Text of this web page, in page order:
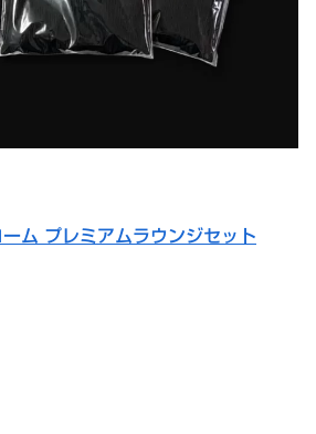
ム プレミアムラウンジセット